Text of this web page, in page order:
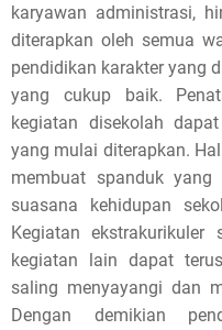
karyawan administrasi,
diterapkan oleh semua
pendidikan karakter yang
yang cukup baik.
kegiatan disekolah
yang mulai diterapkan.
membuat spanduk
suasana kehidupan
Kegiatan
kegiatan lain dapat
saling menyayangi dan
Dengan demikian